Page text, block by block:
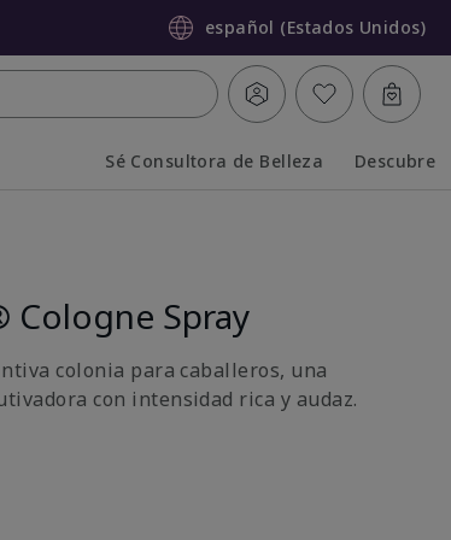
español (Estados Unidos)
Sé Consultora de Belleza Descubre
Spray
colonia para caballeros, una
con intensidad rica y audaz.